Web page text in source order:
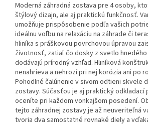
Moderná záhradná zostava pre 4 osoby,
štýlový dizajn, ale aj praktickú funkčnosť.
umožňuje prispôsobenie podľa vašich
ideálnu voľbu na relaxáciu na záhrade či
hliníka s práškovou povrchovou úpravou
životnosť, zatiaľ čo dosky z svetlo
dodávajú prírodný vzhľad. Hliníková
nenahrieva a nehrozí pri nej korózia ani po
Pohodlné čalúnenie v sivom odtieni skvele
zostavy. Súčasťou je aj praktický
oceníte pri každom vonkajšom posedení.
tejto záhradnej zostavy je až neuveriteľná
tvoria dva samostatné rovnaké diely a